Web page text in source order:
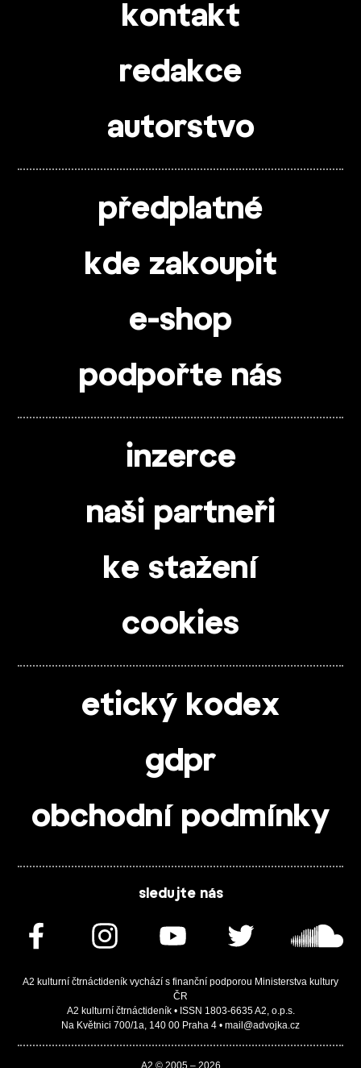
kontakt
redakce
autorstvo
předplatné
kde zakoupit
e-shop
podpořte nás
inzerce
naši partneři
ke stažení
cookies
etický kodex
gdpr
obchodní podmínky
sledujte nás
A2 kulturní čtrnáctideník vychází s finanční podporou Ministerstva kultury
ČR
A2 kulturní čtrnáctideník • ISSN 1803-6635 A2, o.p.s.
Na Květnici 700/1a, 140 00 Praha 4 • mail@advojka.cz
A2 © 2005 – 2026